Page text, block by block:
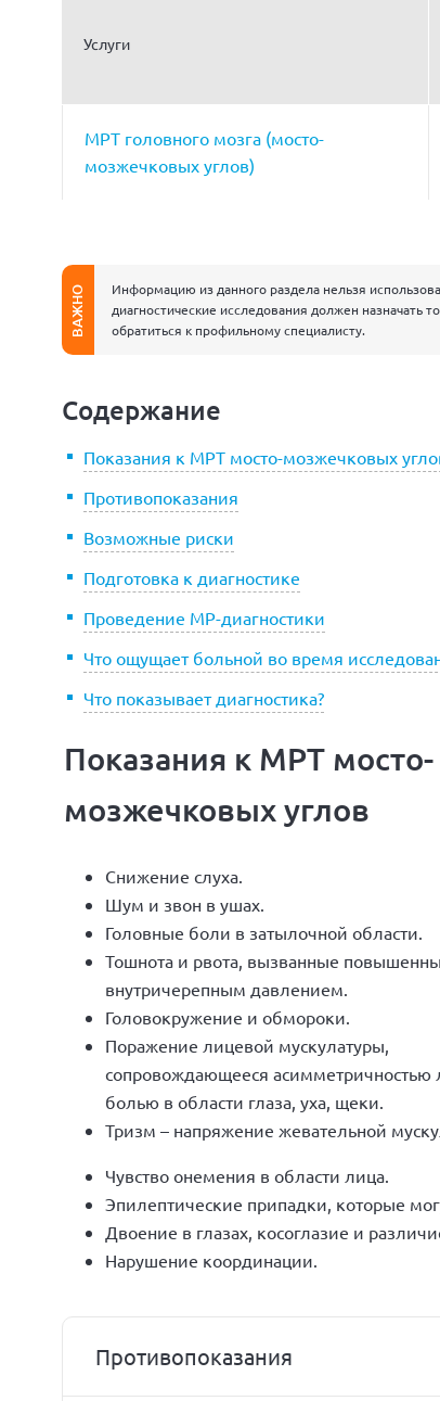
Услуги
МРТ головного мозга (мосто-
мозжечковых углов)
ВАЖНО
Информацию из данного раздела нельзя
диагностические исследования должен назначать
обратиться к профильному специалисту.
Содержание
Показания к МРТ мосто-мозжечковых
Противопоказания
Возможные риски
Подготовка к диагностике
Проведение МР-диагностики
Что ощущает больной во время
Что показывает диагностика?
Показания к МРТ мосто-
мозжечковых углов
Снижение слуха.
Шум и звон в ушах.
Головные боли в затылочной области.
Тошнота и рвота, вызванные
внутричерепным давлением.
Головокружение и обмороки.
Поражение лицевой мускулатуры,
сопровождающееся асимметричностью
болью в области глаза, уха, щеки.
Тризм – напряжение жевательной
Чувство онемения в области лица.
Эпилептические припадки, которые
Двоение в глазах, косоглазие и
Нарушение координации.
Противопоказания